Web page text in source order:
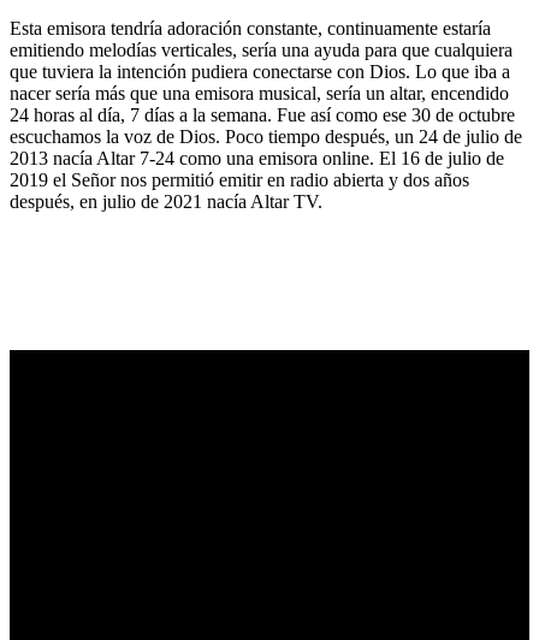
Esta emisora tendría adoración constante, continuamente estaría
emitiendo melodías verticales, sería una ayuda para que cualquiera
que tuviera la intención pudiera conectarse con Dios. Lo que iba a
nacer sería más que una emisora musical, sería un altar, encendido
24 horas al día, 7 días a la semana. Fue así como ese 30 de octubre
escuchamos la voz de Dios. Poco tiempo después, un 24 de julio de
2013 nacía Altar 7-24 como una emisora online. El 16 de julio de
2019 el Señor nos permitió emitir en radio abierta y dos años
después, en julio de 2021 nacía Altar TV.